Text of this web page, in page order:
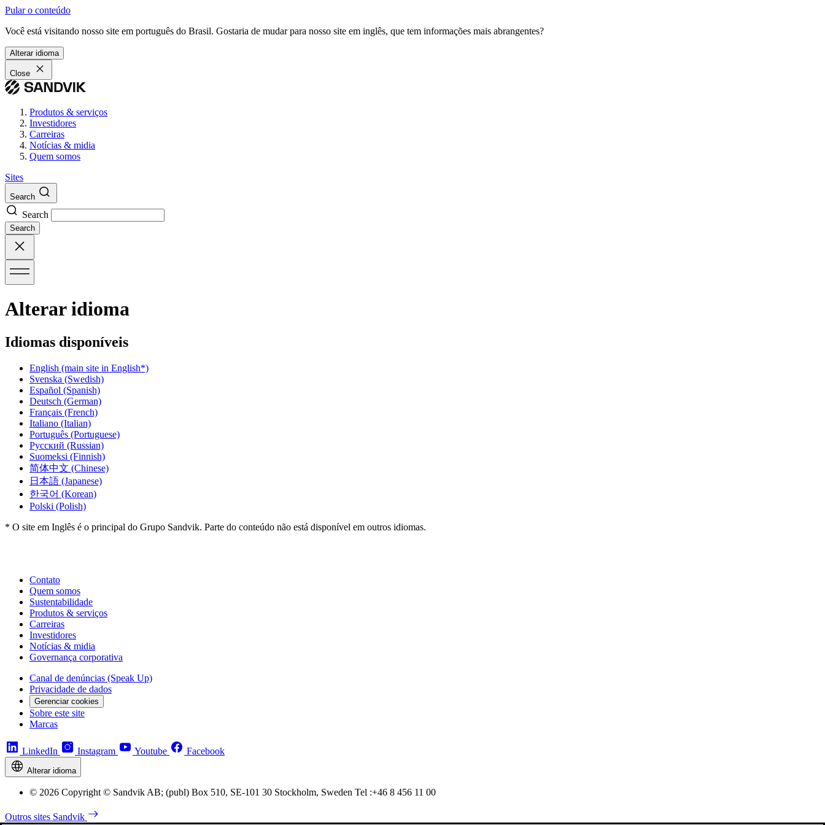
Pular o conteúdo
Você está visitando nosso site em português do Brasil. Gostaria de mudar para nosso site em inglês, que tem informações mais abrangentes?
Alterar idioma
Close
Produtos & serviços
Investidores
Carreiras
Notícias & midia
Quem somos
Sites
Search
Search
Search
Alterar idioma
Idiomas disponíveis
English (main site in English*)
Svenska (Swedish)
Español (Spanish)
Deutsch (German)
Français (French)
Italiano (Italian)
Português (Portuguese)
Русский (Russian)
Suomeksi (Finnish)
简体中文 (Chinese)
日本語 (Japanese)
한국어 (Korean)
Polski (Polish)
* O site em Inglês é o principal do Grupo Sandvik. Parte do conteúdo não está disponível em outros idiomas.
Contato
Quem somos
Sustentabilidade
Produtos & serviços
Carreiras
Investidores
Notícias & midia
Governança corporativa
Canal de denúncias (Speak Up)
Privacidade de dados
Gerenciar cookies
Sobre este site
Marcas
LinkedIn Instagram Youtube Facebook
Alterar idioma
© 2026 Copyright © Sandvik AB; (publ) Box 510, SE-101 30 Stockholm, Sweden Tel :+46 8 456 11 00
Outros sites Sandvik